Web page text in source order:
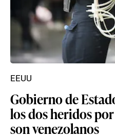
Gobierno de
los dos heridos
son venezolanos
EEUU